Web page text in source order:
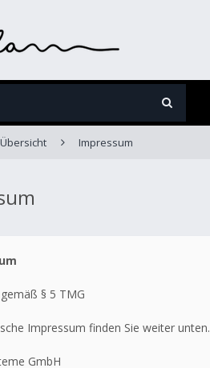
Impressum
§ 5 TMG
Impressum finden Sie weiter unten.
GmbH